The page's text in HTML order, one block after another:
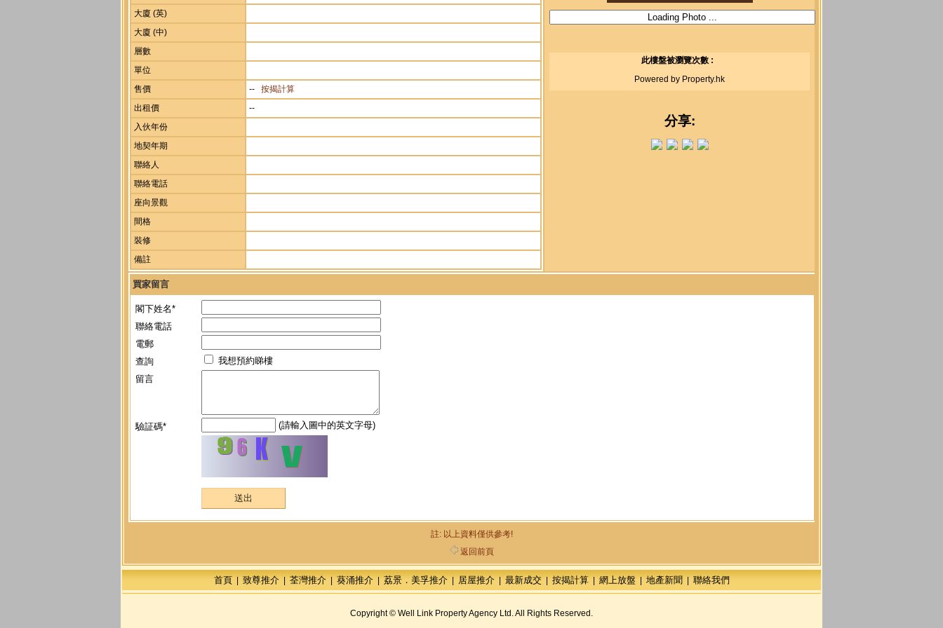
大廈 (英)
大廈 (中)
層數
單位
售價
-- 按揭計算
出租價
--
入伙年份
地契年期
聯絡人
聯絡電話
座向景觀
間格
裝修
備註
此樓盤被瀏覽次數 :
Powered by Property.hk
分享:
買家留言
閣下姓名*
聯絡電話
電郵
查詢
我想預約睇樓
留言
驗証碼* (請輸入圖中的英文字母)
註: 以上資料僅供參考!
返回前頁
首頁 致尊推介| 荃灣推介| 葵涌推介| 荔景．美孚推介| 居屋推介| 最新成交| 按揭計算| 網上放盤| 地產新聞 聯絡我們
Copyright © Well Link Property Agency Ltd. All Rights Reserved.